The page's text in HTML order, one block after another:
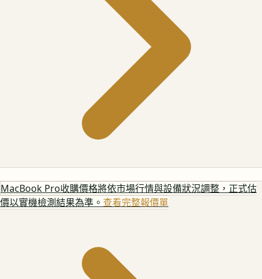
MacBook Pro收購價格將依市場行情與設備狀況調整，正式估
價以實機檢測結果為準。 查看完整報價單